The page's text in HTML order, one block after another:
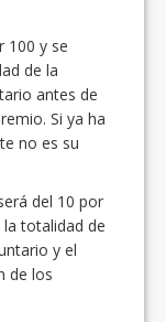
100 y se
de la
antes de
Si ya ha
no es su
del 10 por
totalidad de
y el
de los